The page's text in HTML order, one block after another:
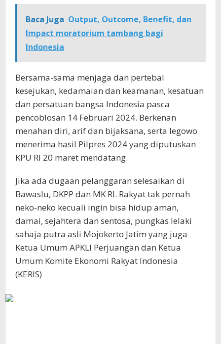
Baca Juga Output, Outcome, Benefit, dan
Impact moratorium tambang bagi
Indonesia
Bersama-sama menjaga dan pertebal
kesejukan, kedamaian dan keamanan, kesatuan
dan persatuan bangsa Indonesia pasca
pencoblosan 14 Februari 2024. Berkenan
menahan diri, arif dan bijaksana, serta legowo
menerima hasil Pilpres 2024 yang diputuskan
KPU RI 20 maret mendatang.
Jika ada dugaan pelanggaran selesaikan di
Bawaslu, DKPP dan MK RI. Rakyat tak pernah
neko-neko kecuali ingin bisa hidup aman,
damai, sejahtera dan sentosa, pungkas lelaki
sahaja putra asli Mojokerto Jatim yang juga
Ketua Umum APKLI Perjuangan dan Ketua
Umum Komite Ekonomi Rakyat Indonesia
(KERIS)